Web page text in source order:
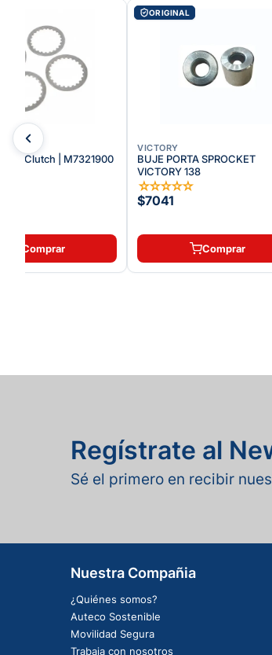
Clutch | M7321900
Comprar
ORIGINAL
VICTORY
BUJE PORTA SPROCKET
VICTORY 138
☆☆☆☆☆
$7041
Comprar
Regístrate al
Sé el primero en recibir
Nuestra Compañia
¿Quiénes somos?
Auteco Sostenible
Movilidad Segura
Trabaja con nosotros